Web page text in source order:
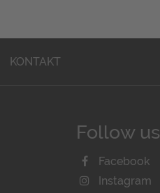
KONTAKT
Follow us
Facebook
Instagram